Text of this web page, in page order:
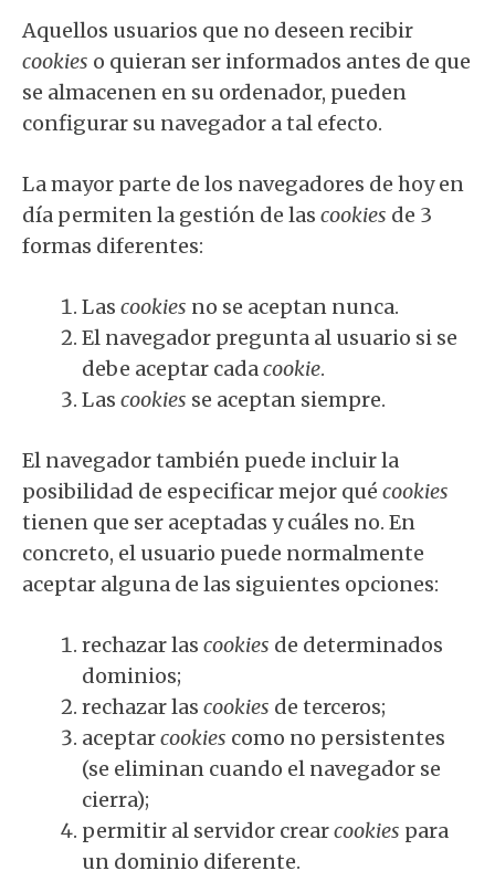
Aquellos usuarios que no deseen recibir
cookies o quieran ser informados antes de que
se almacenen en su ordenador, pueden
configurar su navegador a tal efecto.
La mayor parte de los navegadores de hoy en
día permiten la gestión de las cookies de 3
formas diferentes:
Las cookies no se aceptan nunca.
El navegador pregunta al usuario si se
debe aceptar cadacookie.
Las cookies se aceptan siempre.
El navegador también puede incluir la
posibilidad de especificar mejor qué cookies
tienen que ser aceptadas y cuáles no. En
concreto, el usuario puede normalmente
aceptar alguna de las siguientes opciones:
rechazar las cookies de determinados
dominios;
rechazar las cookies de terceros;
aceptarcookies como no persistentes
(se eliminan cuando el navegador se
cierra);
permitir al servidor crearcookies para
un dominio diferente.